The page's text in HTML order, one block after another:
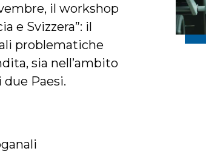
il workshop
e Svizzera”: il
problematiche
sia nell’ambito
Paesi.